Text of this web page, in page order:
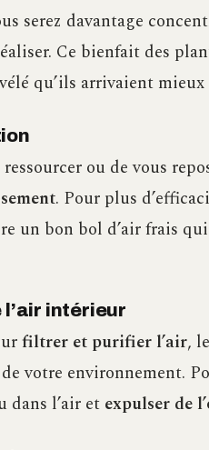
serez davantage
Ce bienfait des
qu’ils arrivaient mieux
ou de vous
. Pour plus
un bon bol d’air frais
intérieur
filtrer et purifier l’air,
de votre environnement.
dans l’air et expulser de